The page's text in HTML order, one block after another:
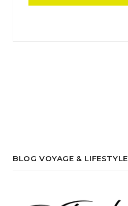
BLOG VOYAGE & LIFESTYLE